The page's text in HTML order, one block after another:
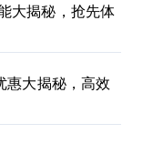
大揭秘，抢先体
惠大揭秘，高效